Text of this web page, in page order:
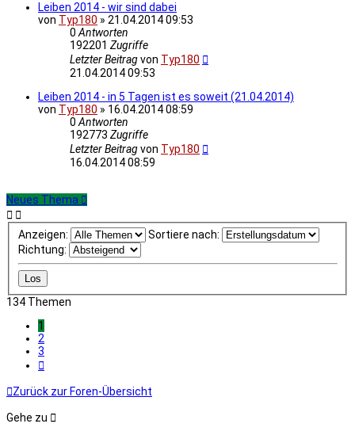
Leiben 2014 - wir sind dabei
von Typ180 » 21.04.2014 09:53
0Antworten
192201 Zugriffe
Letzter Beitragvon Typ180
21.04.2014 09:53
Leiben 2014 - in 5 Tagen ist es soweit (21.04.2014)
von Typ180 » 16.04.2014 08:59
0Antworten
192773 Zugriffe
Letzter Beitragvon Typ180
16.04.2014 08:59
Neues Thema
Anzeigen:
Sortiere nach:
Richtung:
134 Themen
1
2
3
Zurück zur Foren-Übersicht
Gehe zu